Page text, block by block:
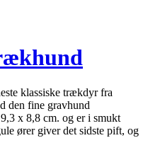
klassiske trækdyr fra
den fine gravhund
x 8,8 cm. og er i smukt
ører giver det sidste pift, og